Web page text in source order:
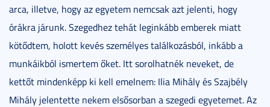
arca, illetve, hogy az egyetem nemcsak azt jelenti, hogy
órákra járunk. Szegedhez tehát leginkább emberek miatt
kötődtem, holott kevés személyes találkozásból, inkább a
munkáikból ismertem őket. Itt sorolhatnék neveket, de
kettőt mindenképp ki kell emelnem: Ilia Mihály és Szajbély
Mihály jelentette nekem elsősorban a szegedi egyetemet. Az